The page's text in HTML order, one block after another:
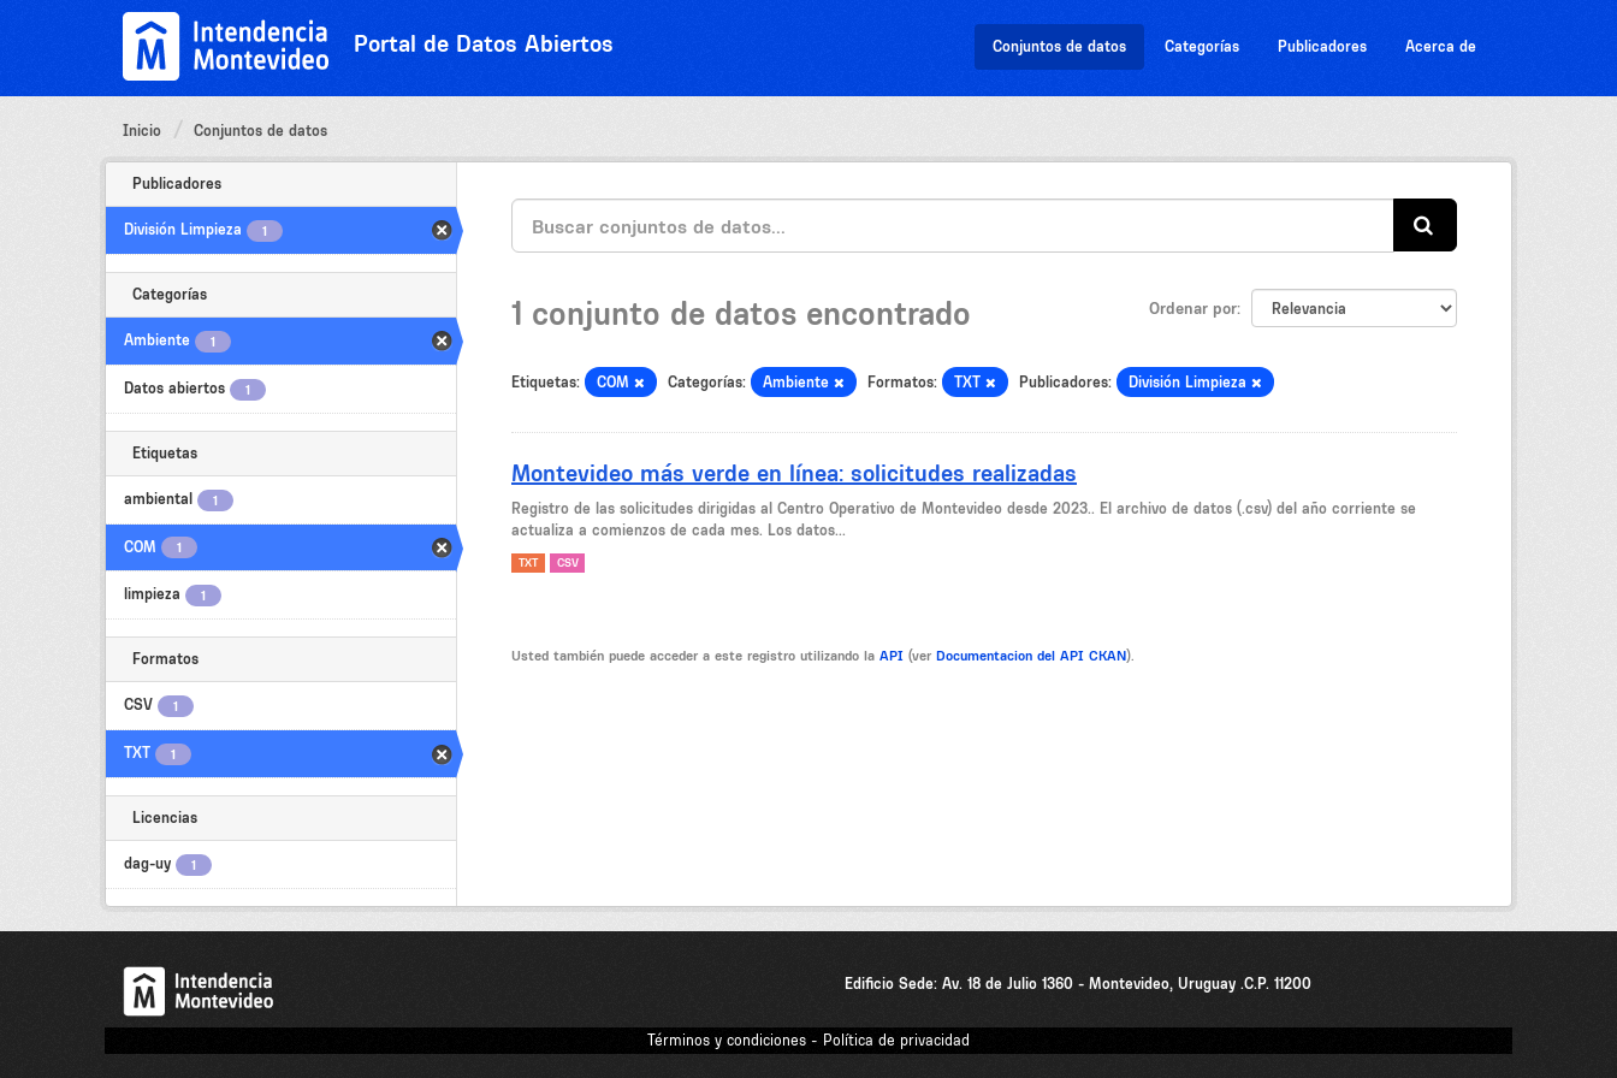
Portal de Datos Abiertos Conjuntos de datos Categorías Publicadores Acerca de
Inicio Conjuntos de datos
Publicadores
División Limpieza 1
Categorías
Ambiente 1
Datos abiertos 1
Etiquetas
ambiental 1
COM 1
limpieza 1
Formatos
CSV 1
TXT 1
Licencias
dag-uy 1
Ordenar por
1 conjunto de datos encontrado
Etiquetas: COM Categorías: Ambiente Formatos: TXT Publicadores: División Limpieza
Montevideo más verde en línea: solicitudes realizadas
Registro de las solicitudes dirigidas al Centro Operativo de Montevideo desde 2023.. El archivo de datos (.csv) del año corriente se
actualiza a comienzos de cada mes. Los datos...
TXT CSV
Usted también puede acceder a este registro utilizando la API (ver Documentacion del API CKAN).
Edificio Sede: Av. 18 de Julio 1360 - Montevideo, Uruguay .C.P. 11200
Términos y condiciones - Política de privacidad